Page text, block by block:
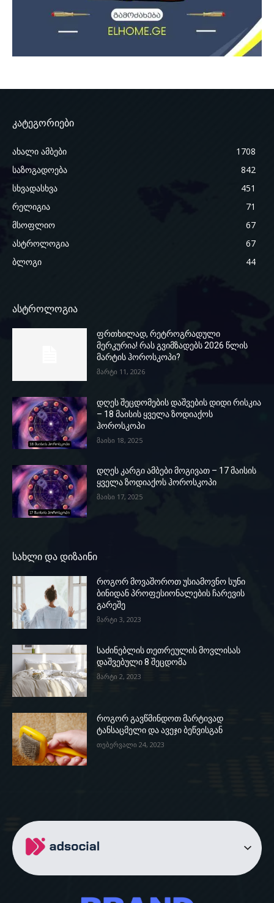
კატეგორიები
ახალი ამბები
1708
საზოგადოება
842
სხვადასხვა
451
რელიგია
71
მსოფლიო
67
ასტროლოგია
67
ბლოგი
44
ასტროლოგია
ფრთხილად, რეტროგრადული
მერკურია! რას გვიმზადებს 2026 წლის
მარტის ჰოროსკოპი?
მარტი 11, 2026
დღეს შეცდომების დაშვების დიდი რისკია
– 18 მაისის ყველა ზოდიაქოს
ჰოროსკოპი
მაისი 18, 2025
დღეს კარგი ამბები მოგივათ – 17 მაისის
ყველა ზოდიაქოს ჰოროსკოპი
მაისი 17, 2025
სახლი და დიზაინი
როგორ მოვაშოროთ უსიამოვნო სუნი
ბინიდან პროფესიონალების ჩარევის
გარეშე
მარტი 3, 2023
საძინებლის თეთრეულის მოვლისას
დაშვებული 8 შეცდომა
მარტი 2, 2023
როგორ გავწმინდოთ მარტივად
ტანსაცმელი და ავეჯი ბეწვისგან
თებერვალი 24, 2023